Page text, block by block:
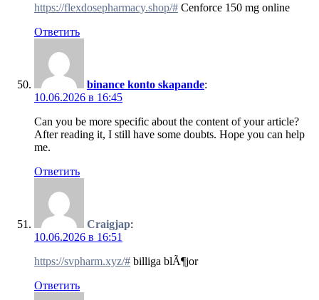
https://flexdosepharmacy.shop/# Cenforce 150 mg online
Ответить
binance konto skapande:
10.06.2026 в 16:45
Can you be more specific about the content of your article?
After reading it, I still have some doubts. Hope you can help
me.
Ответить
Craigjap:
10.06.2026 в 16:51
https://svpharm.xyz/# billiga blÃ¶jor
Ответить